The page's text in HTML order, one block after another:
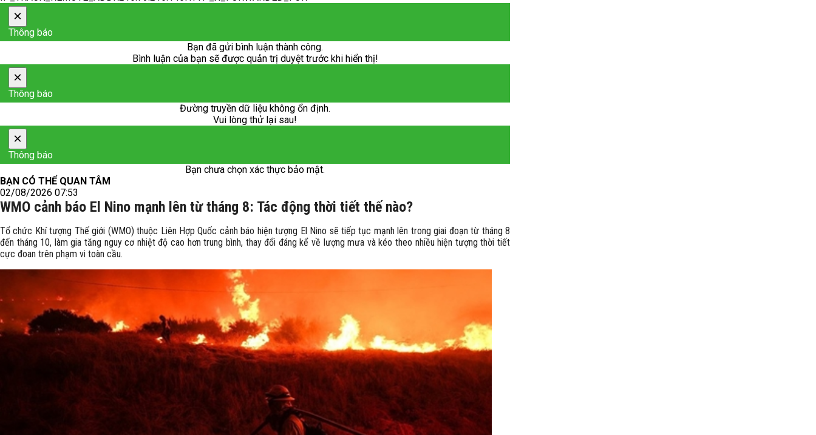
×
Thông báo
Bạn đã gửi bình luận thành công.
Bình luận của bạn sẽ được quản trị duyệt trước khi hiển thị!
×
Thông báo
Đường truyền dữ liệu không ổn định.
Vui lòng thử lại sau!
×
Thông báo
Bạn chưa chọn xác thực bảo mật.
BẠN CÓ THỂ QUAN TÂM
02/08/2026 07:53
WMO cảnh báo El Nino mạnh lên từ tháng 8: Tác động thời tiết thế nào?
Tổ chức Khí tượng Thế giới (WMO) thuộc Liên Hợp Quốc cảnh báo hiện tượng El Nino sẽ tiếp tục mạnh lên trong giai đoạn từ tháng 8
đến tháng 10, làm gia tăng nguy cơ nhiệt độ cao hơn trung bình, thay đổi đáng kể về lượng mưa và kéo theo nhiều hiện tượng thời tiết
cực đoan trên phạm vi toàn cầu.